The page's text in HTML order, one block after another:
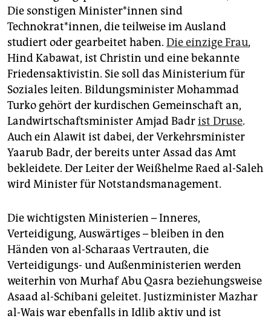
Die sonstigen Mi­nis­te­r*in­nen sind
Technokrat*innen, die teilweise im Ausland
studiert oder gearbeitet haben. Die einzige Frau,
Hind Kabawat, ist Christin und eine bekannte
Friedensaktivistin. Sie soll das Ministerium für
Soziales leiten. Bildungsminister Mohammad
Turko gehört der kurdischen Gemeinschaft an,
Landwirtschaftsminister Amjad Badrist Druse.
Auch ein Alawit ist dabei, der Verkehrsminister
Yaarub Badr, der bereits unter Assad das Amt
bekleidete. Der Leiter der Weißhelme Raed al-Saleh
wird Minister für Notstandsmanagement.
Die wichtigsten Ministerien – Inneres,
Verteidigung, Auswärtiges – bleiben in den
Händen von al-Scharaas Vertrauten, die
Verteidigungs- und Außenministerien werden
weiterhin von Murhaf Abu Qasra beziehungsweise
Asaad al-Schibani geleitet. Justizminister Mazhar
al-Wais war ebenfalls in Idlib aktiv und ist